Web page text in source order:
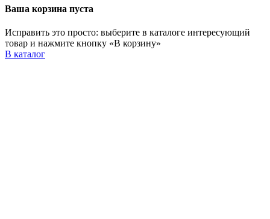
Ваша корзина пуста
Исправить это просто: выберите в каталоге интересующий
товар и нажмите кнопку «В корзину»
В каталог